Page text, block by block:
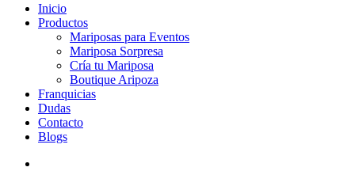
Inicio
Productos
Mariposas para Eventos
Mariposa Sorpresa
Cría tu Mariposa
Boutique Aripoza
Franquicias
Dudas
Contacto
Blogs